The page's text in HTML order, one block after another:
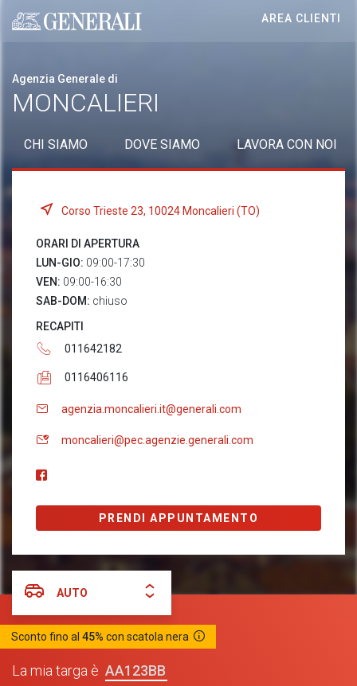
Generali logo
AREA CLIENTI
Agenzia Generale di
MONCALIERI
CHI SIAMO DOVE SIAMO LAVORA CON NOI
Corso Trieste 23, 10024 Moncalieri (TO)
ORARI DI APERTURA
LUN-GIO: 09:00-17:30
VEN: 09:00-16:30
SAB-DOM: chiuso
RECAPITI
011642182
0116406116
agenzia.moncalieri.it@generali.com
moncalieri@pec.agenzie.generali.com
PRENDI APPUNTAMENTO
AUTO
Sconto fino al 45% con scatola nera
La mia targa è
AA123BB